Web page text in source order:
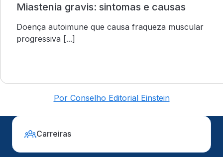
Miastenia gravis: sintomas e causas
Doença autoimune que causa fraqueza muscular
progressiva [...]
Por Conselho Editorial Einstein
Carreiras